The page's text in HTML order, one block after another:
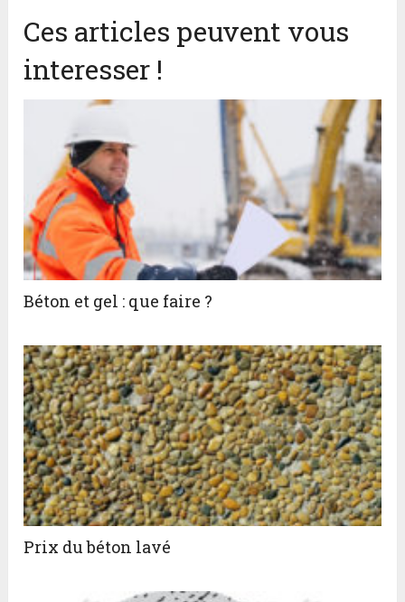
Ces articles peuvent vous
interesser !
Béton et gel : que faire ?
Prix du béton lavé